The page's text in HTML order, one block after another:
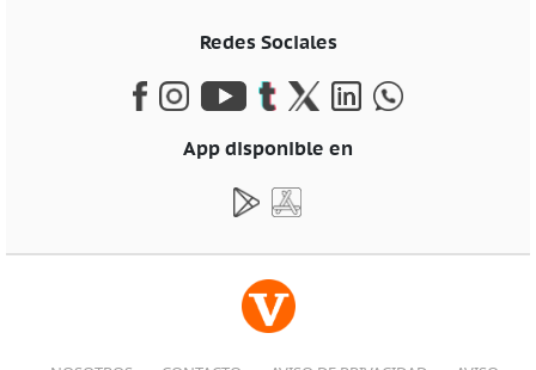
Redes Sociales
App disponible en